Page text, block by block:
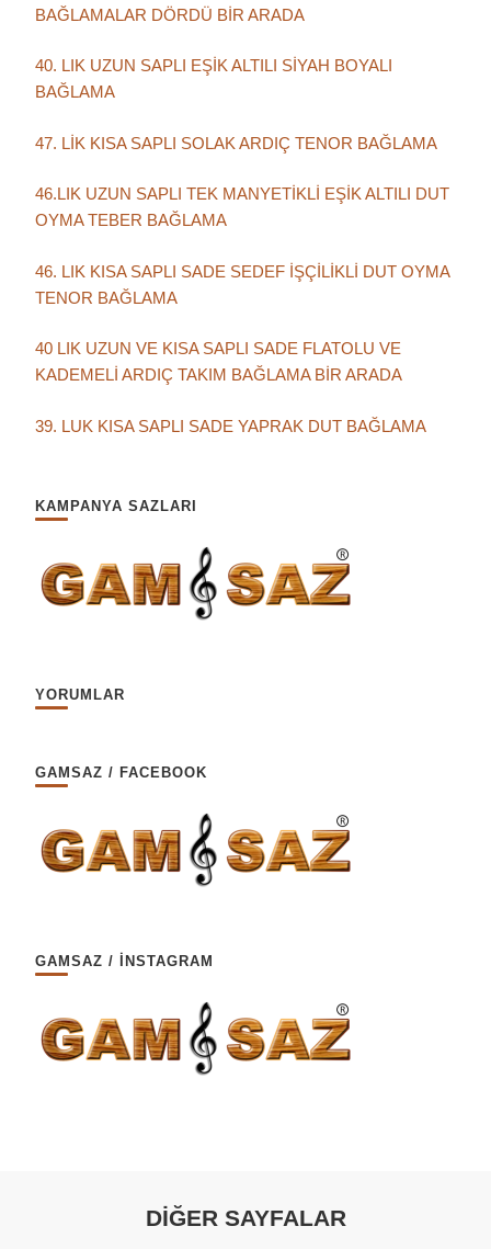
BAĞLAMALAR DÖRDÜ BİR ARADA
40. LIK UZUN SAPLI EŞİK ALTILI SİYAH BOYALI
BAĞLAMA
47. LİK KISA SAPLI SOLAK ARDIÇ TENOR BAĞLAMA
46.LIK UZUN SAPLI TEK MANYETİKLİ EŞİK ALTILI DUT
OYMA TEBER BAĞLAMA
46. LIK KISA SAPLI SADE SEDEF İŞÇİLİKLİ DUT OYMA
TENOR BAĞLAMA
40 LIK UZUN VE KISA SAPLI SADE FLATOLU VE
KADEMELİ ARDIÇ TAKIM BAĞLAMA BİR ARADA
39. LUK KISA SAPLI SADE YAPRAK DUT BAĞLAMA
KAMPANYA SAZLARI
YORUMLAR
GAMSAZ / FACEBOOK
GAMSAZ / İNSTAGRAM
DİĞER SAYFALAR